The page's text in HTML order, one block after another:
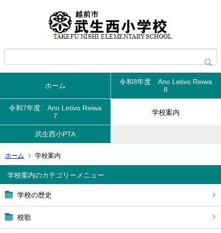
ホーム
令和8年度 Ano Letivo Reiwa
8
令和7年度 Ano Letivo Reiwa
7
学校案内
武生西小PTA
ホーム 学校案内
学校案内
学校の歴史
校歌